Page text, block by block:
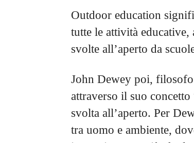
Outdoor education
tutte le attività
svolte all’aperto da
John Dewey poi, filosofo
attraverso il suo concetto
svolta all’aperto. Per
tra uomo e ambiente,